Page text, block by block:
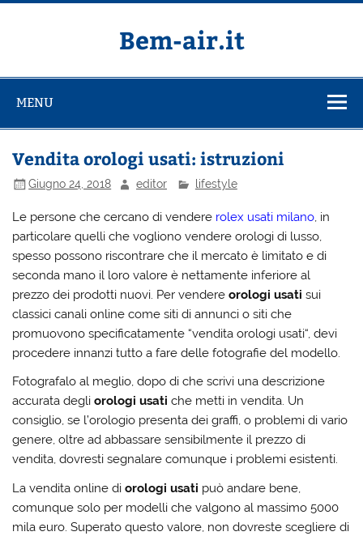
Salta
Bem-air.it
MENU
Vendita orologi usati: istruzioni
Giugno 24, 2018 editor lifestyle
Le persone che cercano di vendere rolex usati milano, in
particolare quelli che vogliono vendere orologi di lusso,
spesso possono riscontrare che il mercato è limitato e di
seconda mano il loro valore è nettamente inferiore al
prezzo dei prodotti nuovi. Per vendere orologi usati sui
classici canali online come siti di annunci o siti che
promuovono specificatamente “vendita orologi usati“, devi
procedere innanzi tutto a fare delle fotografie del modello.
Fotografalo al meglio, dopo di che scrivi una descrizione
accurata degliorologi usati che metti in vendita. Un
consiglio, se l’orologio presenta dei graffi, o problemi di vario
genere, oltre ad abbassare sensibilmente il prezzo di
vendita, dovresti segnalare comunque i problemi esistenti.
La vendita online diorologi usati può andare bene,
comunque solo per modelli che valgono al massimo 5000
mila euro. Superato questo valore, non dovreste scegliere di